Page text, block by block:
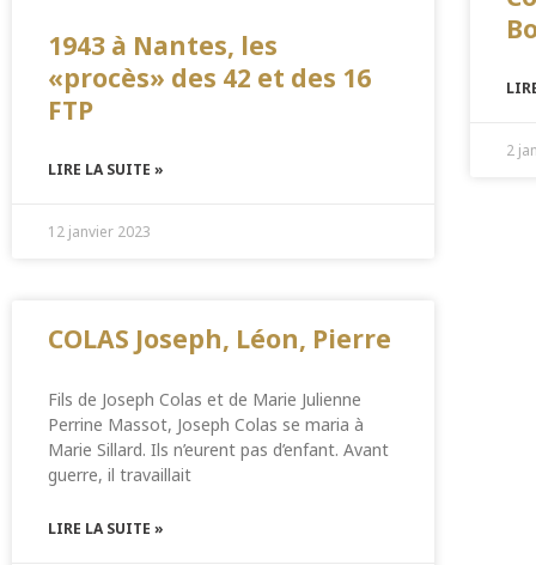
1943 à Nantes, les
«procès» des 42 et des 16
FTP
LIRE LA SUITE »
12 janvier 2023
2
COLAS Joseph, Léon, Pierre
Fils de Joseph Colas et de Marie Julienne
Perrine Massot, Joseph Colas se maria à
Marie Sillard. Ils n’eurent pas d’enfant. Avant
guerre, il travaillait
LIRE LA SUITE »